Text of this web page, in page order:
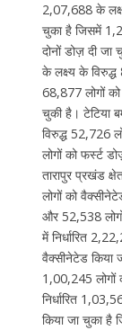
2,07,688 के
चुका है जिसमें
दोनों डोज़ दी जा
के लक्ष्य के
68,877 लोगों
चुकी है। टेटिया
विरुद्ध 52,726
लोगों को फर्स्ट
तारापुर प्रखंड
लोगों को
और 52,538
में निर्धारित
वैक्सीनेटेड किया
1,00,245 लोगों
निर्धारित
किया जा चुका है